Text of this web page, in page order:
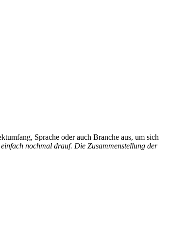
Sprache oder auch Branche aus, um sich
nochmal drauf. Die Zusammenstellung der